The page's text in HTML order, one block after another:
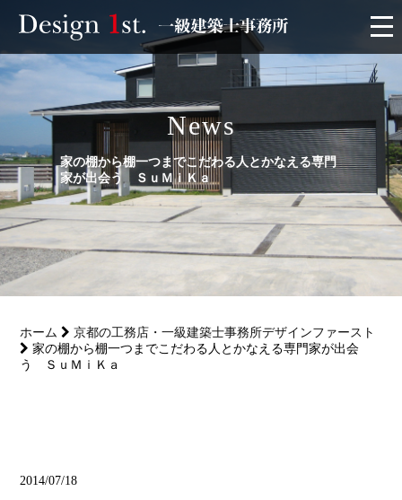
モニター
施工実績・施工事例
リフォーム
サービス
News
家の棚から棚一つまでこだわる人とかなえる専門
家が出会う ＳｕＭｉＫａ
ホーム
京都の工務店・一級建築士事務所デザインファースト
家の棚から棚一つまでこだわる人とかなえる専門家が出会
う ＳｕＭｉＫａ
2014/07/18